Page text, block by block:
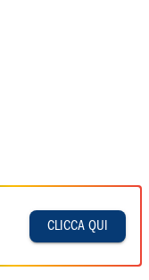
CLICCA QUI